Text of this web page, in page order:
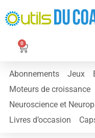
0
Abonnements Jeux
Moteurs de croissance
Neuroscience et
Livres d’occasion